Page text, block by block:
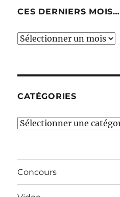
CES DERNIERS MOIS…
Ces
CATÉGORIES
Catégories
Concours